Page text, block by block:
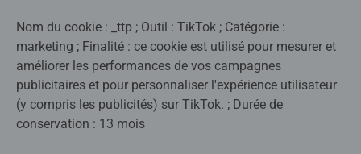
Nom du cookie : _ttp ; Outil : TikTok ; Catégorie :
marketing ; Finalité : ce cookie est utilisé pour mesurer et
améliorer les performances de vos campagnes
publicitaires et pour personnaliser l'expérience utilisateur
(y compris les publicités) sur TikTok. ; Durée de
conservation : 13 mois